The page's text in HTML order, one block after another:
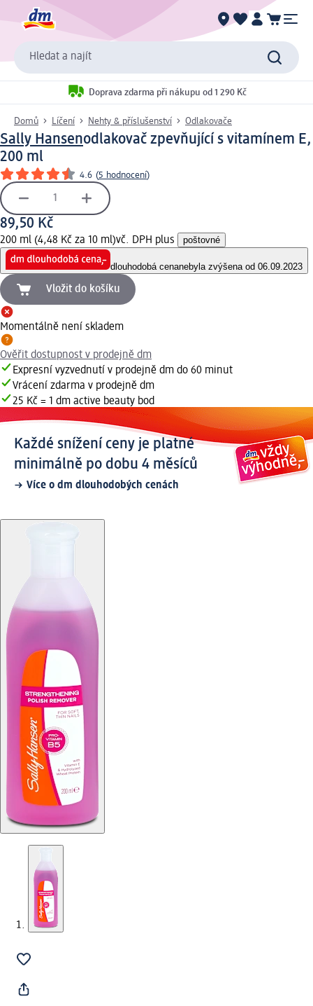
Hledat a najít
Doprava zdarma při nákupu od 1 290 Kč
Domů Líčení Nehty & příslušenství Odlakovače
Sally Hansenodlakovač zpevňující s vitamínem E,
200 ml
4.6 (5 hodnocení)
89,50 Kč
200 ml (4,48 Kč za 10 ml)vč. DPH plus poštovné
dlouhodobá cenanebyla zvýšena od 06.09.2023
Vložit do košíku
Momentálně není skladem
Ověřit dostupnost v prodejně dm
Expresní vyzvednutí v prodejně dm do 60 minut
Vrácení zdarma v prodejně dm
25 Kč = 1 dm active beauty bod
Každé snížení ceny je platné
minimálně po dobu 4 měsíců
Více o dm dlouhodobých cenách